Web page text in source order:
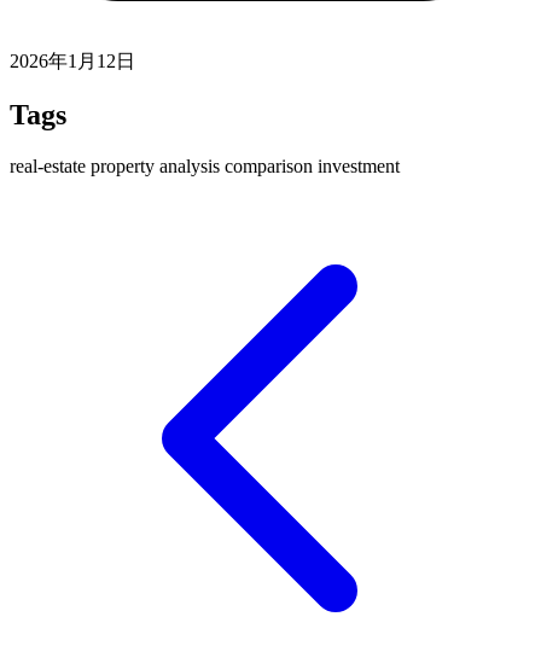
2026年1月12日
Tags
real-estate property analysis comparison investment